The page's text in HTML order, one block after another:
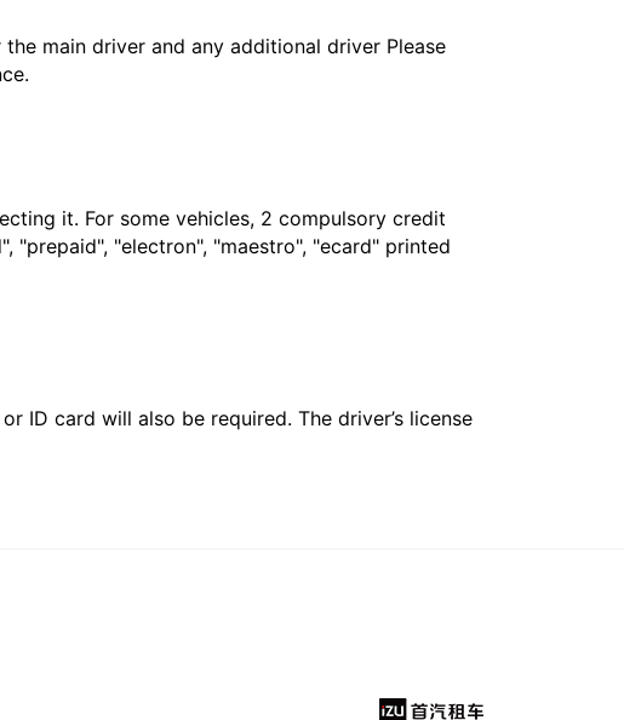
main driver and any additional driver Please
it. For some vehicles, 2 compulsory credit
"prepaid", "electron", "maestro", "ecard" printed
ID card will also be required. The driver’s license